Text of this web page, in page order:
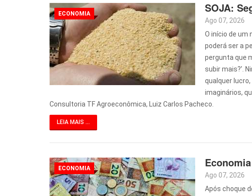
ECONOMIA SOJA:
Ago 07, 2026
O início de um
poderá ser a
pergunta que
subir mais?’.
qualquer
imaginários,
Consultoria TF Agroeconômica, Luiz Carlos Pacheco.
LEIA MAIS ...
ECONOMIA
Ago 07, 2026
Após choque